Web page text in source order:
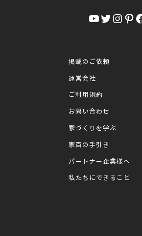
YouTube Twitter InstagramPinterest Facebook
掲載のご依頼
運営会社
ご利用規約
お問い合わせ
家づくりを学ぶ
家百の手引き
パートナー企業様へ
私たちにできること